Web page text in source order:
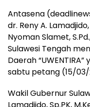
Antasena
dr. Reny A.
Nyoman Slamet,
Sulawesi Tengah
Daerah
sabtu petang (15/
Wakil Gubernur
Lamadjido, Sp.PK,